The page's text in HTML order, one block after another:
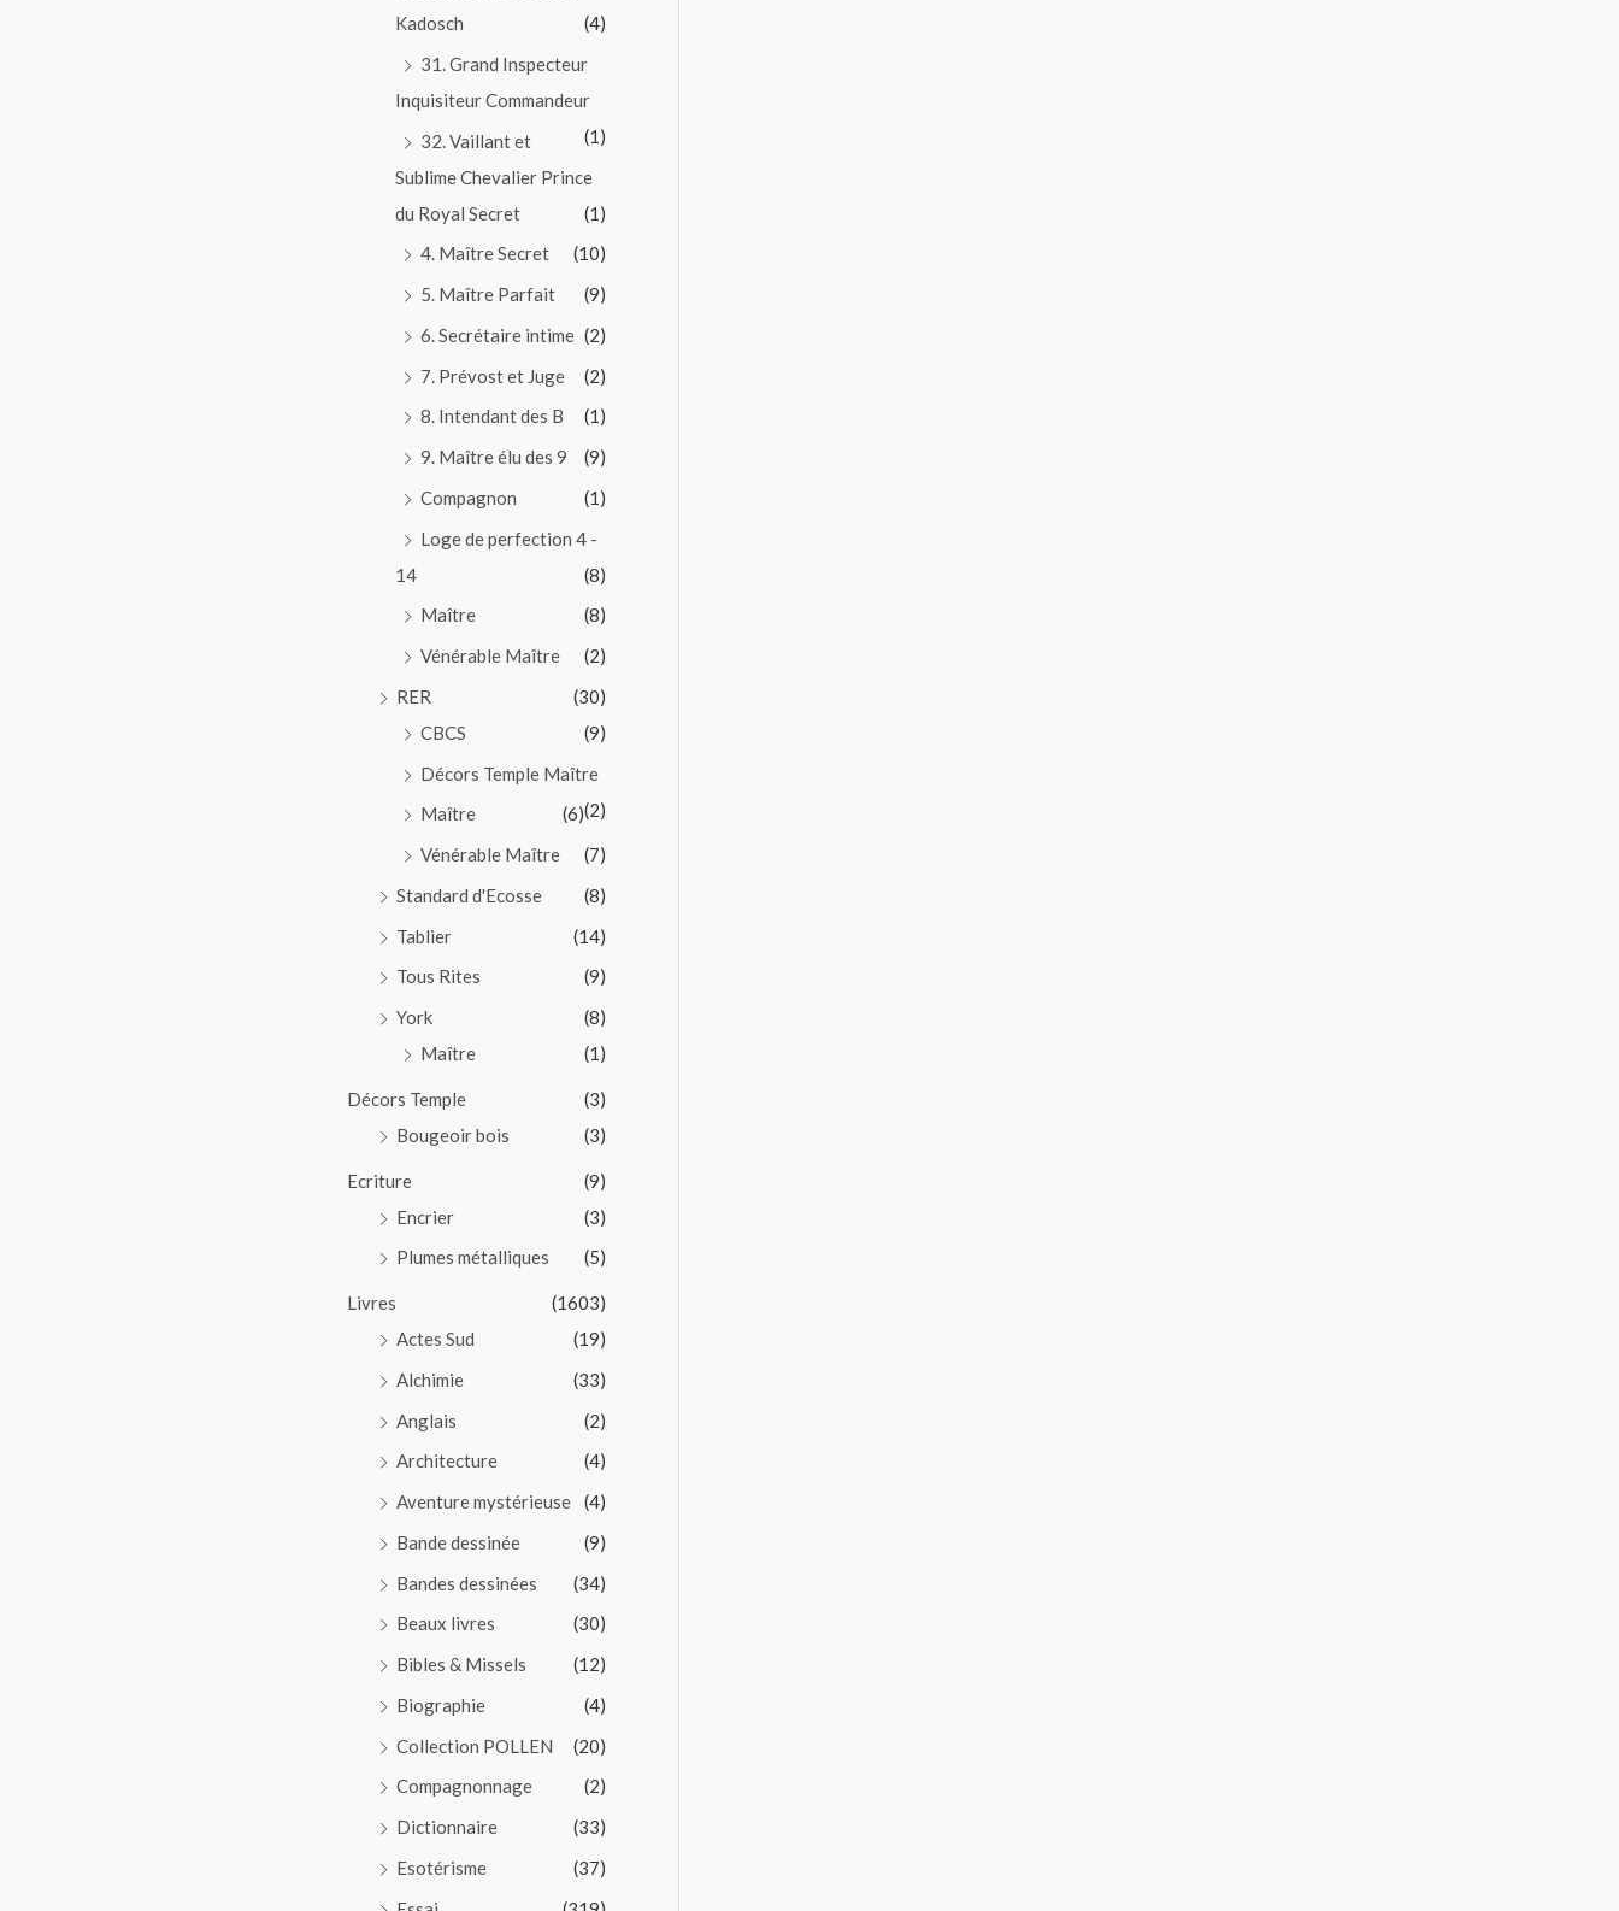
Kadosch
(4)
31. Grand Inspecteur
Inquisiteur Commandeur
(1)
32. Vaillant et
Sublime Chevalier Prince
du Royal Secret
(1)
4. Maître Secret
(10)
5. Maître Parfait
(9)
6. Secrétaire intime (2)
7. Prévost et Juge
(2)
8. Intendant des B
(1)
9. Maître élu des 9
(9)
Compagnon
(1)
Loge de perfection 4 -
14
(8)
Maître
(8)
Vénérable Maître
(2)
RER
(30)
CBCS
(9)
Décors Temple Maître
(2)
Maître
(6)
Vénérable Maître
(7)
Standard d'Ecosse
(8)
Tablier
(14)
Tous Rites
(9)
York
(8)
Maître
(1)
Décors Temple
(3)
Bougeoir bois
(3)
Ecriture
(9)
Encrier
(3)
Plumes métalliques
(5)
Livres
(1603)
Actes Sud
(19)
Alchimie
(33)
Anglais
(2)
Architecture
(4)
Aventure mystérieuse
(4)
Bande dessinée
(9)
Bandes dessinées
(34)
Beaux livres
(30)
Bibles & Missels
(12)
Biographie
(4)
Collection POLLEN
(20)
Compagnonnage
(2)
Dictionnaire
(33)
Esotérisme
(37)